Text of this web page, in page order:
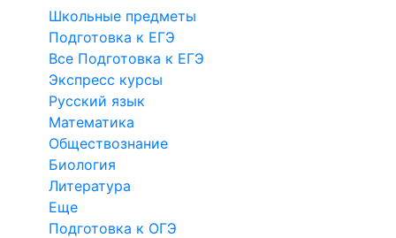
Школьные предметы
Подготовка к ЕГЭ
Все Подготовка к ЕГЭ
Экспресс курсы
Русский язык
Математика
Обществознание
Биология
Литература
Еще
Подготовка к ОГЭ